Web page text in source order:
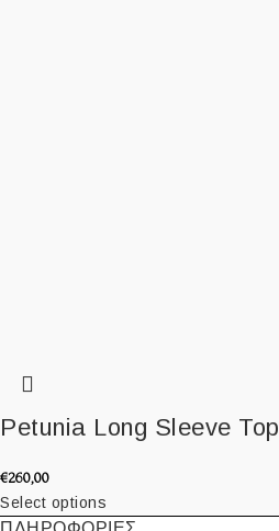
Petunia Long Sleeve Top
€260,00
Select options